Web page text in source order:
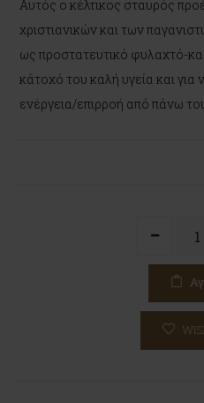
Αυτός ο κέλτικος σταυρός
χριστιανικών και των
ως προστατευτικό φυλαχτό-
κάτοχό του καλή υγεία και για
ενέργεια/επιρροή από πάνω